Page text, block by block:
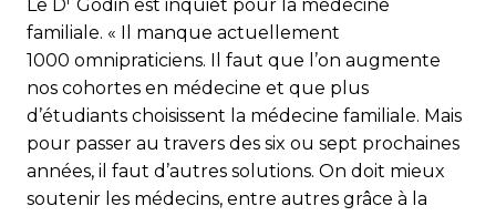
Le D Godin est inquiet pour la médecine
familiale. « Il manque actuellement
1000 omnipraticiens. Il faut que l’on augmente
nos cohortes en médecine et que plus
d’étudiants choisissent la médecine familiale. Mais
pour passer au travers des six ou sept prochaines
années, il faut d’autres solutions. On doit mieux
soutenir les médecins, entre autres grâce à la